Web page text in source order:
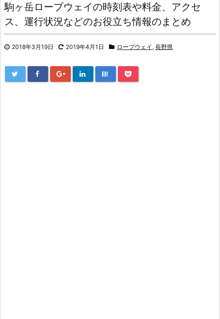
駒ヶ岳ロープウェイの時刻表や料金、アクセ
ス、運行状況などのお役立ち情報のまとめ
2018年3月19日 2019年4月1日 ロープウェイ , 長野県
B!